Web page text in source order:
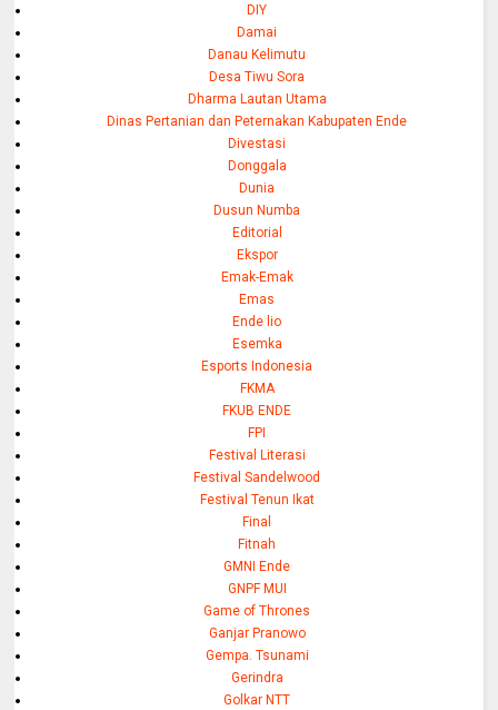
DIY
Damai
Danau Kelimutu
Desa Tiwu Sora
Dharma Lautan Utama
Dinas Pertanian dan Peternakan Kabupaten Ende
Divestasi
Donggala
Dunia
Dusun Numba
Editorial
Ekspor
Emak-Emak
Emas
Ende lio
Esemka
Esports Indonesia
FKMA
FKUB ENDE
FPI
Festival Literasi
Festival Sandelwood
Festival Tenun Ikat
Final
Fitnah
GMNI Ende
GNPF MUI
Game of Thrones
Ganjar Pranowo
Gempa. Tsunami
Gerindra
Golkar NTT